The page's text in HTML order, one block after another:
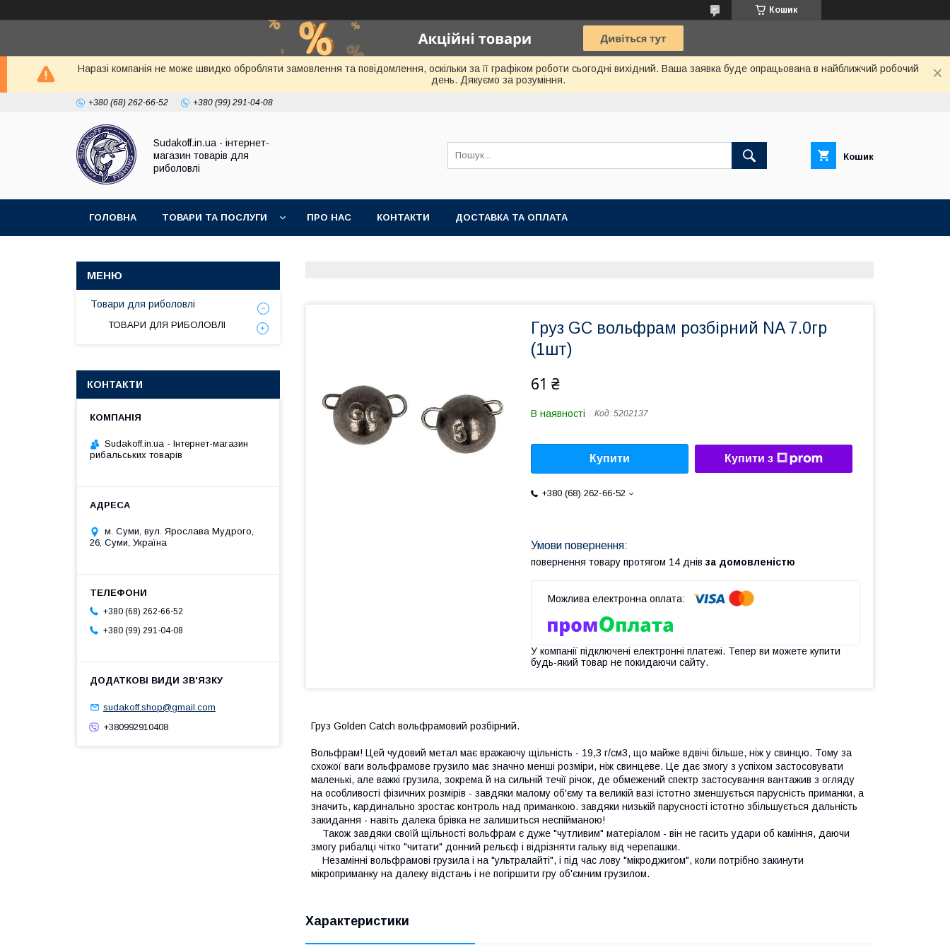
Кошик
Наразі компанія не може швидко обробляти замовлення та повідомлення, оскільки за її графіком роботи сьогодні вихідний. Ваша заявка буде опрацьована в найближчий робочий
день. Дякуємо за розуміння.
+380 (68) 262-66-52 +380 (99) 291-04-08
Sudakoff.in.ua - інтернет-
магазин товарів для
риболовлі
Кошик
ГОЛОВНА ТОВАРИ ТА ПОСЛУГИ ПРО НАС КОНТАКТИ ДОСТАВКА ТА ОПЛАТА
Груз GC вольфрам розбірний NA 7.0гр
(1шт)
61 ₴
В наявності Код: 5202137
Купити Купити з
+380 (68) 262-66-52
повернення товару протягом 14 днів за домовленістю
У компанії підключені електронні платежі. Тепер ви можете купити
будь-який товар не покидаючи сайту.
Груз Golden Catch вольфрамовий розбірний.
Вольфрам! Цей чудовий метал має вражаючу щільність - 19,3 г/см3, що майже вдвічі більше, ніж у свинцю. Тому за
схожої ваги вольфрамове грузило має значно менші розміри, ніж свинцеве. Це дає змогу з успіхом застосовувати
маленькі, але важкі грузила, зокрема й на сильній течії річок, де обмежений спектр застосування вантажив з огляду
на особливості фізичних розмірів - завдяки малому об'єму та великій вазі істотно зменшується парусність приманки, а
значить, кардинально зростає контроль над приманкою. завдяки низькій парусності істотно збільшується дальність
закидання - навіть далека брівка не залишиться неспійманою!
Також завдяки своїй щільності вольфрам є дуже "чутливим" матеріалом - він не гасить удари об каміння, даючи
змогу рибалці чітко "читати" донний рельєф і відрізняти гальку від черепашки.
Незамінні вольфрамові грузила і на "ультралайті", і під час лову "мікроджигом", коли потрібно закинути
мікроприманку на далеку відстань і не погіршити гру об'ємним грузилом.
Характеристики
Товари для риболовлі
ТОВАРИ ДЛЯ РИБОЛОВЛІ
КОНТАКТИ
Sudakoff.in.ua - Інтернет-магазин
рибальських товарів
м. Суми, вул. Ярослава Мудрого,
26, Суми, Україна
+380 (68) 262-66-52
+380 (99) 291-04-08
sudakoff.shop@gmail.com
+380992910408